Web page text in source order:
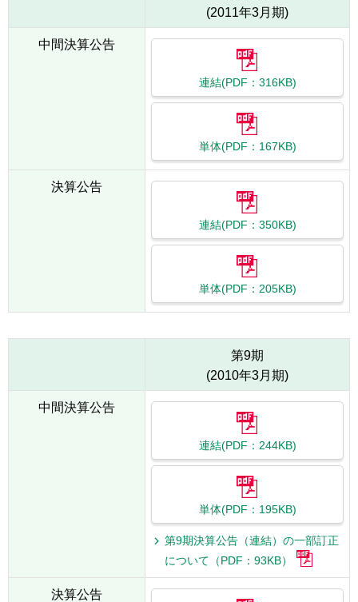
(2011年3月期)
中間決算公告
連結(PDF：316KB)
単体(PDF：167KB)
決算公告
連結(PDF：350KB)
単体(PDF：205KB)
第9期
(2010年3月期)
中間決算公告
連結(PDF：244KB)
単体(PDF：195KB)
第9期決算公告（連結）の一部訂正
について（PDF：93KB）
決算公告